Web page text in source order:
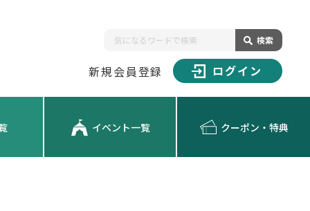
検索
新規会員登録 ログイン
イベント一覧 クーポン・特典